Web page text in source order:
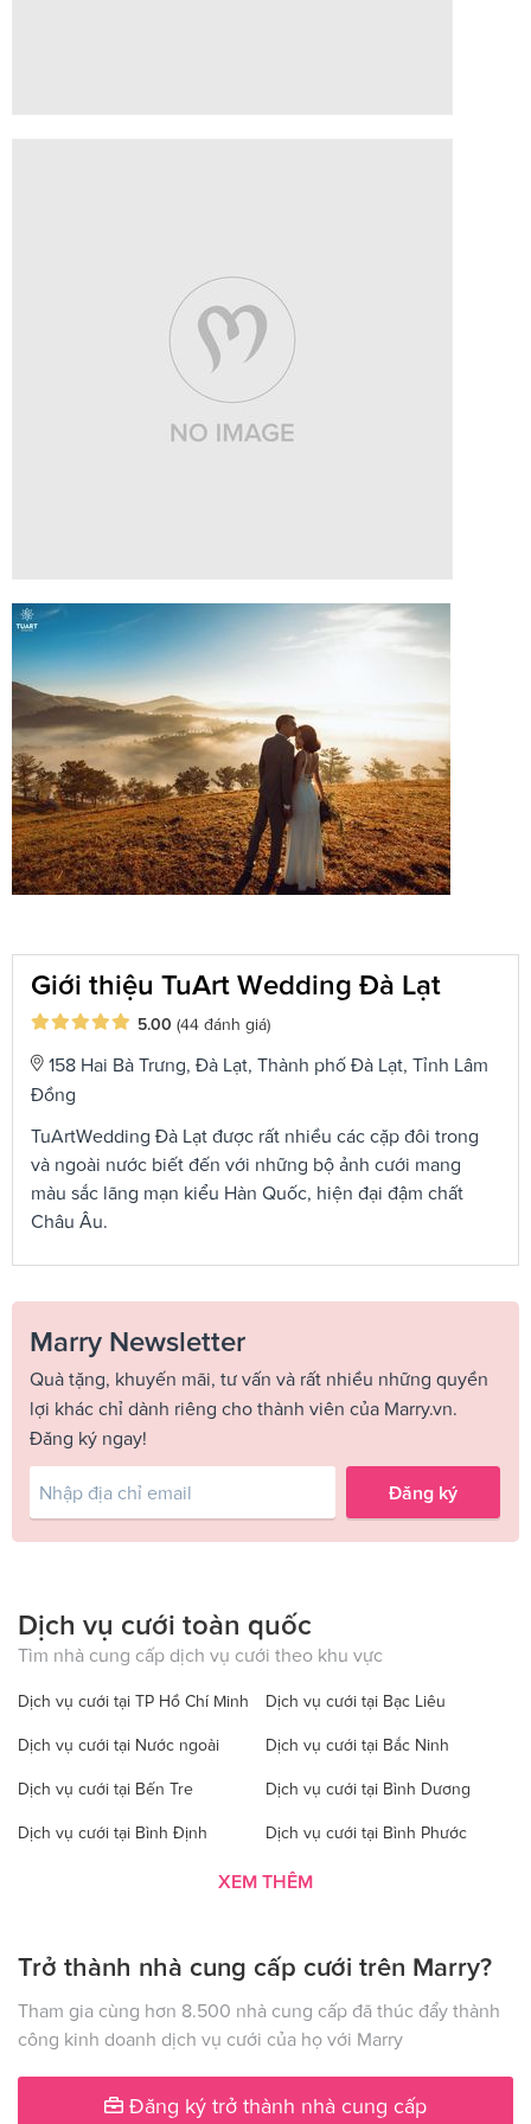
Giới thiệu TuArt Wedding Đà Lạt
5.00 (44 đánh giá)
158 Hai Bà Trưng, Đà Lạt, Thành phố Đà Lạt, Tỉnh Lâm
Đồng
TuArtWedding Đà Lạt được rất nhiều các cặp đôi trong
và ngoài nước biết đến với những bộ ảnh cưới mang
màu sắc lãng mạn kiểu Hàn Quốc, hiện đại đậm chất
Châu Âu.
Marry Newsletter
Quà tặng, khuyến mãi, tư vấn và rất nhiều những quyền
lợi khác chỉ dành riêng cho thành viên của Marry.vn.
Đăng ký ngay!
Đăng ký
Dịch vụ cưới toàn quốc
Tìm nhà cung cấp dịch vụ cưới theo khu vực
Dịch vụ cưới tại TP Hồ Chí Minh Dịch vụ cưới tại Bạc Liêu
Dịch vụ cưới tại Nước ngoài Dịch vụ cưới tại Bắc Ninh
Dịch vụ cưới tại Bến Tre Dịch vụ cưới tại Bình Dương
Dịch vụ cưới tại Bình Định Dịch vụ cưới tại Bình Phước
Dịch vụ cưới tại Bình Thuận Dịch vụ cưới tại Cà Mau
Dịch vụ cưới tại Hà Nội Dịch vụ cưới tại Đăk Nông
Dịch vụ cưới tại Điện Biên Dịch vụ cưới tại Đồng Nai
Dịch vụ cưới tại Đồng Tháp Dịch vụ cưới tại Gia Lai
Dịch vụ cưới tại Hà Giang Dịch vụ cưới tại Hà Nam
XEM THÊM
Trở thành nhà cung cấp cưới trên Marry?
Tham gia cùng hơn 8.500 nhà cung cấp đã thúc đẩy thành
công kinh doanh dịch vụ cưới của họ với Marry
Đăng ký trở thành nhà cung cấp